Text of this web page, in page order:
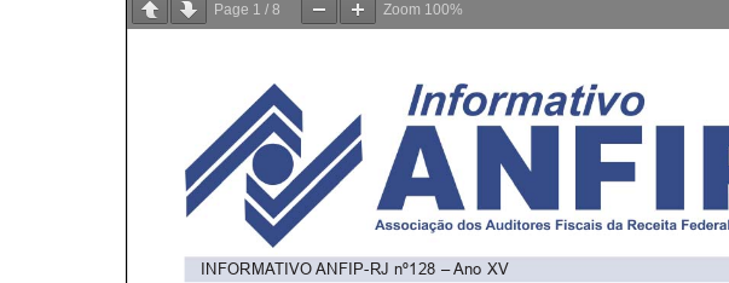
Page 1 / 8 Zoom 100%